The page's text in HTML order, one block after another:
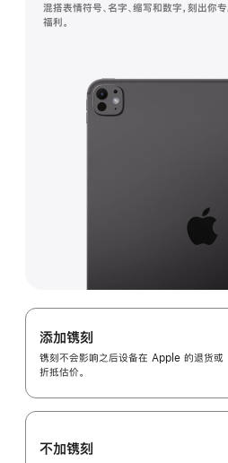
混搭表情符号、名字、缩写和数字，刻出
福利。
添加镌刻
镌刻不会影响之后设备在 Apple 的退货或
折抵估价。
不加镌刻